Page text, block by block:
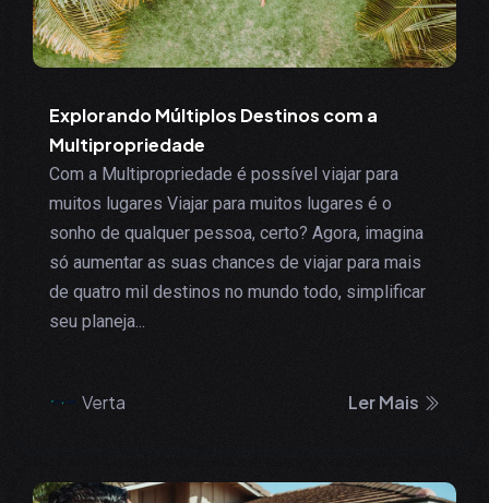
Explorando Múltiplos Destinos com a
Multipropriedade
Com a Multipropriedade é possível viajar para
muitos lugares Viajar para muitos lugares é o
sonho de qualquer pessoa, certo? Agora, imagina
só aumentar as suas chances de viajar para mais
de quatro mil destinos no mundo todo, simplificar
seu planeja...
Verta Ler Mais